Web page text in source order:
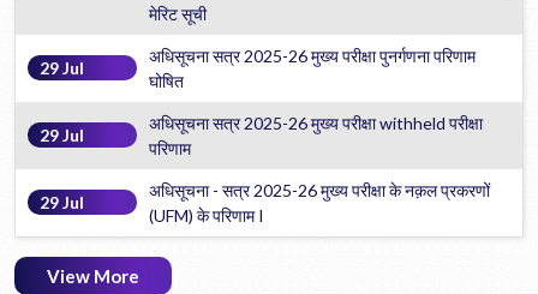
मेरिट सूची
29 Jul
अधिसूचना सत्र 2025-26 मुख्य परीक्षा पुनर्गणना परिणाम
घोषित
29 Jul
अधिसूचना सत्र 2025-26 मुख्य परीक्षा withheld परीक्षा
परिणाम
29 Jul
अधिसूचना - सत्र 2025-26 मुख्य परीक्षा के नक़ल प्रकरणों
(UFM) के परिणाम I
View More